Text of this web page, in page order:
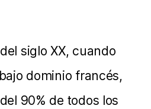
presupuesto
siglo XX, cuando
dominio francés,
90% de todos los